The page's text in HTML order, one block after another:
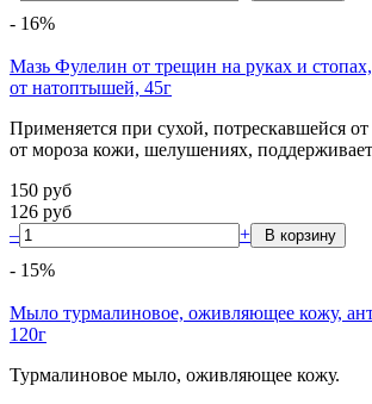
- 16%
Мазь Фулелин от трещин на руках и
от натоптышей, 45г
Применяется при сухой, потрескавшейся от
от мороза кожи, шелушениях,
150 руб
126 руб
–
+
- 15%
Мыло турмалиновое, оживляющее кожу,
120г
Турмалиновое мыло, оживляющее кожу.